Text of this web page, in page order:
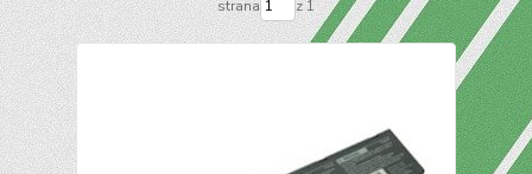
strana z 1